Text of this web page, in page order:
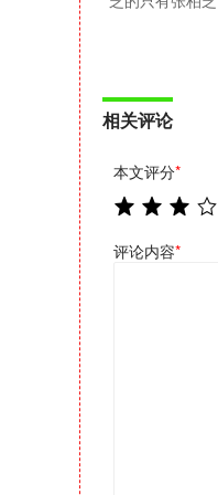
相关评论
本文评分*
评论内容*